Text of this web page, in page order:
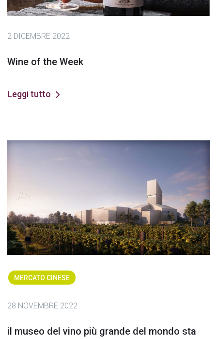
2 DICEMBRE 2022
Wine of the Week
Leggi tutto
MERCATO CINESE
28 NOVEMBRE 2022
il museo del vino più grande del mondo sta